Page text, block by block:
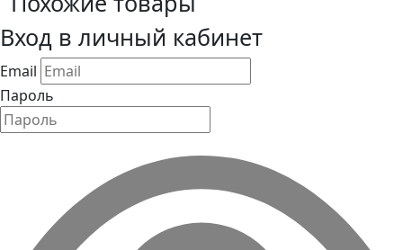
Вход в личный кабинет
Email
Пароль